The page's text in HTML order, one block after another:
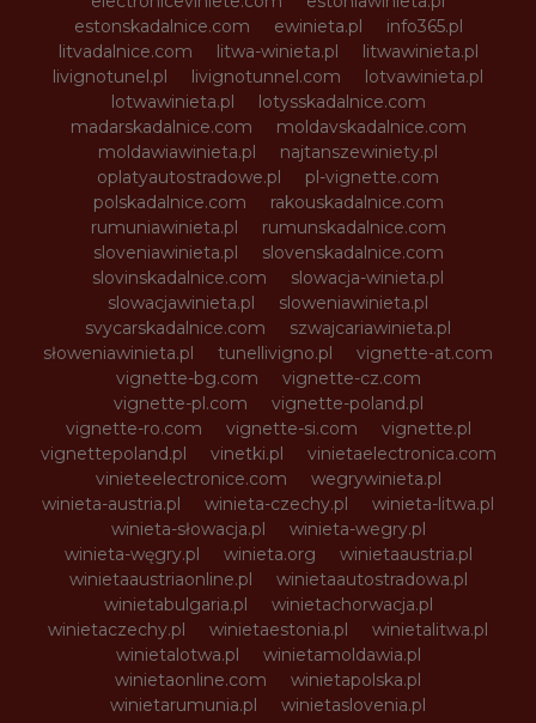
estonskadalnice.com
ewinieta.pl
info365.pl
litvadalnice.com
litwa-winieta.pl
litwawinieta.pl
livignotunel.pl
livignotunnel.com
lotvawinieta.pl
lotwawinieta.pl
lotysskadalnice.com
madarskadalnice.com
moldavskadalnice.com
moldawiawinieta.pl
najtanszewiniety.pl
oplatyautostradowe.pl
pl-vignette.com
polskadalnice.com
rakouskadalnice.com
rumuniawinieta.pl
rumunskadalnice.com
sloveniawinieta.pl
slovenskadalnice.com
slovinskadalnice.com
slowacja-winieta.pl
slowacjawinieta.pl
sloweniawinieta.pl
svycarskadalnice.com
szwajcariawinieta.pl
słoweniawinieta.pl
tunellivigno.pl
vignette-at.com
vignette-bg.com
vignette-cz.com
vignette-pl.com
vignette-poland.pl
vignette-ro.com
vignette-si.com
vignette.pl
vignettepoland.pl
vinetki.pl
vinietaelectronica.com
vinieteelectronice.com
wegrywinieta.pl
winieta-austria.pl
winieta-czechy.pl
winieta-litwa.pl
winieta-słowacja.pl
winieta-wegry.pl
winieta-węgry.pl
winieta.org
winietaaustria.pl
winietaaustriaonline.pl
winietaautostradowa.pl
winietabulgaria.pl
winietachorwacja.pl
winietaczechy.pl
winietaestonia.pl
winietalitwa.pl
winietalotwa.pl
winietamoldawia.pl
winietaonline.com
winietapolska.pl
winietarumunia.pl
winietaslovenia.pl